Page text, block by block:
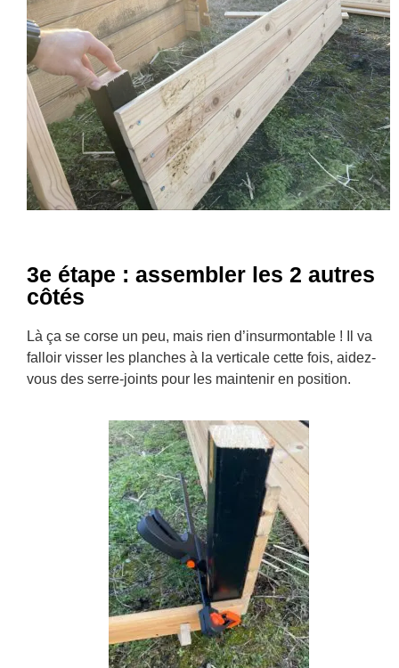
3e étape : assembler les 2 autres
côtés
Là ça se corse un peu, mais rien d’insurmontable ! Il va
falloir visser les planches à la verticale cette fois, aidez-
vous des serre-joints pour les maintenir en position.